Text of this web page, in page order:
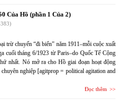
Của Hồ (phần 1 Của 2)
trừ chuyến “đi biển” năm 1911–mỗi cuộc xuất
cuối tháng 6/1923 từ Paris–do Quốc Tế Cộng
nhất. Nó mở ra cho Hồ giai đoạn hoạt động
nghiệp [agitprop = political agitation and
Đọc thêm